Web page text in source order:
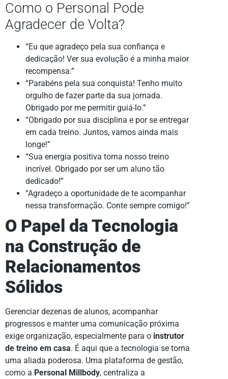
Como o Personal Pode
Agradecer de Volta?
“Eu que agradeço pela sua confiança e
dedicação! Ver sua evolução é a minha maior
recompensa.”
“Parabéns pela sua conquista! Tenho muito
orgulho de fazer parte da sua jornada.
Obrigado por me permitir guiá-lo.”
“Obrigado por sua disciplina e por se entregar
em cada treino. Juntos, vamos ainda mais
longe!”
“Sua energia positiva torna nosso treino
incrível. Obrigado por ser um aluno tão
dedicado!”
“Agradeço a oportunidade de te acompanhar
nessa transformação. Conte sempre comigo!”
O Papel da Tecnologia
na Construção de
Relacionamentos
Sólidos
Gerenciar dezenas de alunos, acompanhar
progressos e manter uma comunicação próxima
exige organização, especialmente para o instrutor
de treino em casa. É aqui que a tecnologia se torna
uma aliada poderosa. Uma plataforma de gestão,
como a Personal Millbody, centraliza a